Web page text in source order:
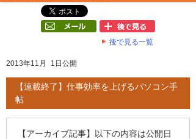
後で見る一覧
2013年11月 1日公開
【連載終了】仕事効率を上げるパソコン手
帖
【アーカイブ記事】以下の内容は公開日